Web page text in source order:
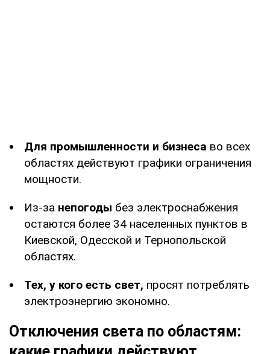
Для промышленности и бизнеса во всех
областях действуют графики ограничения
мощности.
Из-за непогоды без электроснабжения
остаются более 34 населенных пунктов в
Киевской, Одесской и Тернопольской
областях.
Тех, у кого есть свет, просят потреблять
электроэнергию экономно.
Отключения света по областям: